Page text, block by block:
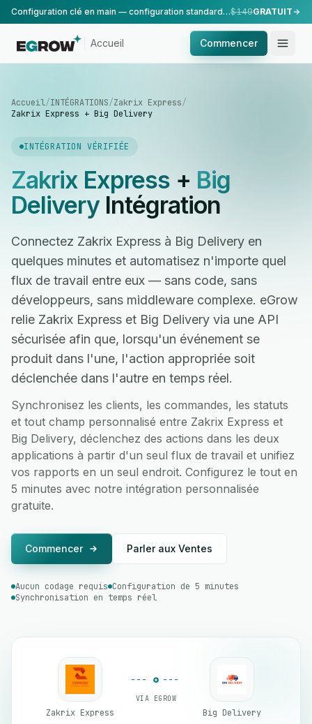
Configuration clé en main — configuration standard, réalisée par notre équipe.$149GRATUIT
Accueil Commencer
Accueil/INTÉGRATIONS/Zakrix Express/
Zakrix Express + Big Delivery
INTÉGRATION VÉRIFIÉE
Zakrix Express+ Big
DeliveryIntégration
Connectez Zakrix Express à Big Delivery en
quelques minutes et automatisez n'importe quel
flux de travail entre eux — sans code, sans
développeurs, sans middleware complexe. eGrow
relie Zakrix Express et Big Delivery via une API
sécurisée afin que, lorsqu'un événement se
produit dans l'une, l'action appropriée soit
déclenchée dans l'autre en temps réel.
Synchronisez les clients, les commandes, les statuts
et tout champ personnalisé entre Zakrix Express et
Big Delivery, déclenchez des actions dans les deux
applications à partir d'un seul flux de travail et unifiez
vos rapports en un seul endroit. Configurez le tout en
5 minutes avec notre intégration personnalisée
gratuite.
Commencer Parler aux Ventes
Aucun codage requis Configuration de 5 minutes
Synchronisation en temps réel
Zakrix Express
VIA EGROW
Big Delivery